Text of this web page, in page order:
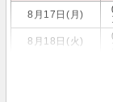
8月17日(月)
8月18日(火)